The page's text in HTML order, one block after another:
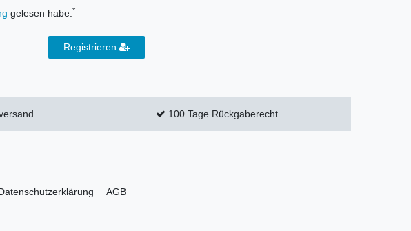
gelesen habe. *
Registrieren
100 Tage Rückgaberecht
AGB